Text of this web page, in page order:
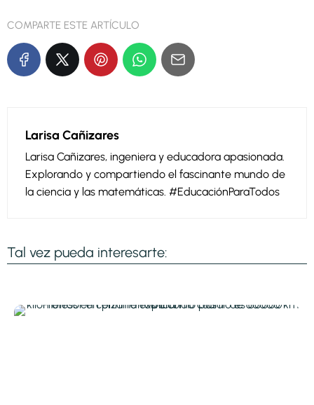
COMPARTE ESTE ARTÍCULO
Larisa Cañizares
Larisa Cañizares, ingeniera y educadora apasionada.
Explorando y compartiendo el fascinante mundo de
la ciencia y las matemáticas. #EducaciónParaTodos
Tal vez pueda interesarte: